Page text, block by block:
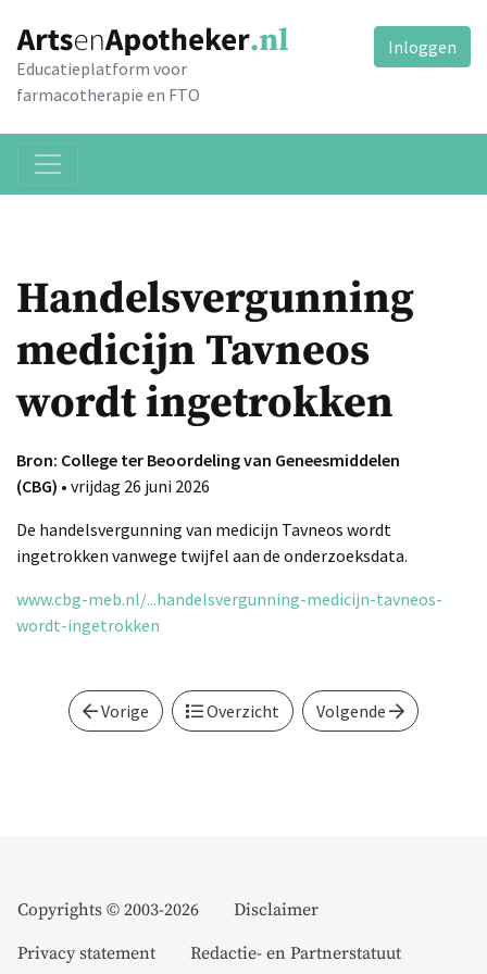
Educatieplatform voor
farmacotherapie en FTO
Inloggen
Handelsvergunning
medicijn Tavneos
wordt ingetrokken
Bron: College ter Beoordeling van Geneesmiddelen
(CBG) • vrijdag 26 juni 2026
De handelsvergunning van medicijn Tavneos wordt
ingetrokken vanwege twijfel aan de onderzoeksdata.
www.cbg-meb.nl/...handelsvergunning-medicijn-tavneos-
wordt-ingetrokken
Vorige Overzicht Volgende
Copyrights © 2003-2026
Disclaimer
Privacy statement
Redactie- en Partnerstatuut